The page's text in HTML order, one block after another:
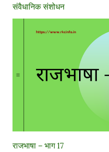
संवैधानिक संशोधन
राजभाषा – भाग 17